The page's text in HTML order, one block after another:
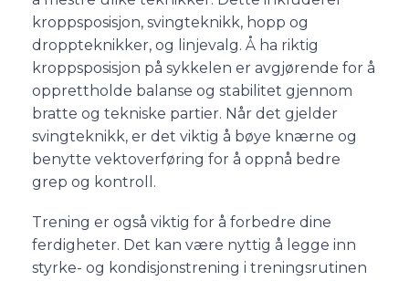
kroppsposisjon, svingteknikk, hopp og
droppteknikker, og linjevalg. Å ha riktig
kroppsposisjon på sykkelen er avgjørende for å
opprettholde balanse og stabilitet gjennom
bratte og tekniske partier. Når det gjelder
svingteknikk, er det viktig å bøye knærne og
benytte vektoverføring for å oppnå bedre
grep og kontroll.
Trening er også viktig for å forbedre dine
ferdigheter. Det kan være nyttig å legge inn
styrke- og kondisjonstrening i treningsrutinen